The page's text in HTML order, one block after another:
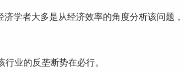
学者大多是从经济效率的角度分析该问题，
业的反垄断势在必行。